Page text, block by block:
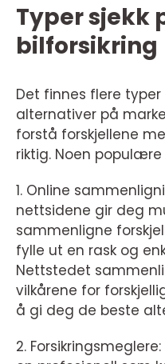
Typer sjekk
bilforsikring
Det finnes flere typer
alternativer på
forstå forskjellene
riktig. Noen
1. Online
nettsidene gir deg
sammenligne
fylle ut en rask og
Nettstedet
vilkårene for
å gi deg de beste
2.